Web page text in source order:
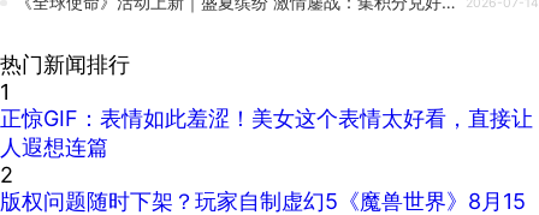
热门新闻排行
1
正惊GIF：表情如此羞涩！美女这个表情太好看，直接让
人遐想连篇
2
版权问题随时下架？玩家自制虚幻5《魔兽世界》8月15